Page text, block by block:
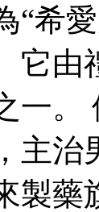
“希
它
一。
主
製藥